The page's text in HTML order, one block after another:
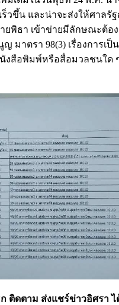
ร็วขึ้น และน่าจะส่งให้ศาลรั
ยพิธา เข้าข่ายมีลักษณะต้อ
มาตรา 98(3) เรื่องการเป็
งสือพิมพ์หรือสื่อมวลชนใด
ติดตาม ส่งแชร์ข่าวอิศรา